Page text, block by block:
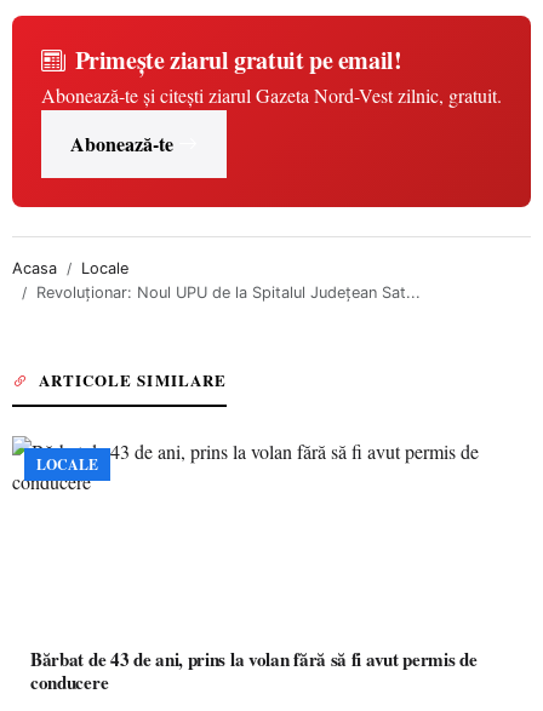
Primește ziarul gratuit pe email!
Abonează-te și citești ziarul Gazeta Nord-Vest zilnic, gratuit.
Abonează-te
Acasa
Locale
Revoluționar: Noul UPU de la Spitalul Județean Sat...
ARTICOLE SIMILARE
LOCALE
Bărbat de 43 de ani, prins la volan fără să fi avut permis de
conducere